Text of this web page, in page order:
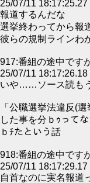
25/07/11
報道するんだな
選挙終わってから報
彼らの規制ラインわ
917:番組の途中です
25/07/11
いや……ソース読もう
「公職選挙法違反(
した事を分ｂｩって
ｂﾁたという話
918:番組の途中です
25/07/11
自首なのに実名報道